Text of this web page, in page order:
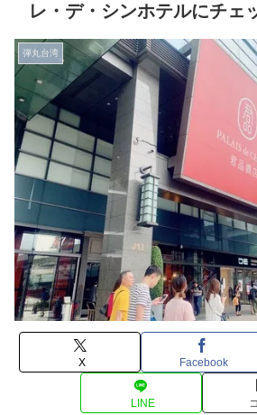
レ・デ・シンホテルにチェ
弾丸台湾
X Facebook
LINE